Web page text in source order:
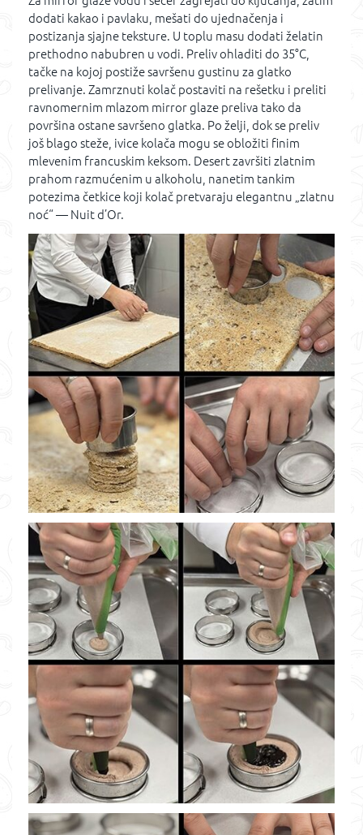
dodati kakao i pavlaku, mešati do ujednačenja i
postizanja sjajne teksture. U toplu masu dodati želatin
prethodno nabubren u vodi. Preliv ohladiti do 35°C,
tačke na kojoj postiže savršenu gustinu za glatko
prelivanje. Zamrznuti kolač postaviti na rešetku i preliti
ravnomernim mlazom mirror glaze preliva tako da
površina ostane savršeno glatka. Po želji, dok se preliv
još blago steže, ivice kolača mogu se obložiti finim
mlevenim francuskim keksom. Desert završiti zlatnim
prahom razmućenim u alkoholu, nanetim tankim
potezima četkice koji kolač pretvaraju elegantnu „zlatnu
noć“ — Nuit d’Or.